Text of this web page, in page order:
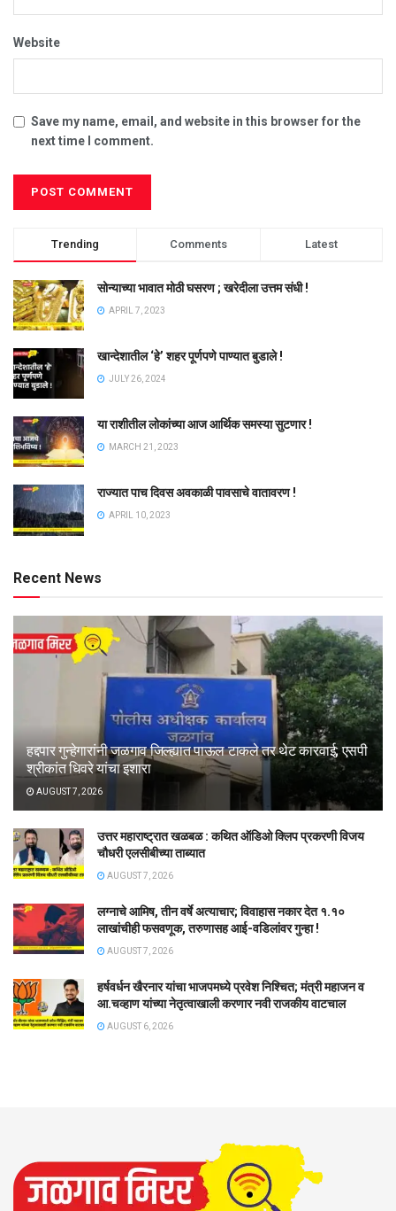
Website
Save my name, email, and website in this browser for the
next time I comment.
Trending Comments Latest
सोन्याच्या भावात मोठी घसरण ; खरेदीला उत्तम संधी !
APRIL 7, 2023
खान्देशातील ‘हे’ शहर पूर्णपणे पाण्यात बुडाले !
JULY 26, 2024
या राशीतील लोकांच्या आज आर्थिक समस्या सुटणार !
MARCH 21, 2023
राज्यात पाच दिवस अवकाळी पावसाचे वातावरण !
APRIL 10, 2023
Recent News
हद्दपार गुन्हेगारांनी जळगाव जिल्ह्यात पाऊल टाकले तर थेट कारवाई; एसपी
श्रीकांत धिवरे यांचा इशारा
AUGUST 7, 2026
उत्तर महाराष्ट्रात खळबळ : कथित ऑडिओ क्लिप प्रकरणी विजय
चौधरी एलसीबीच्या ताब्यात
AUGUST 7, 2026
लग्नाचे आमिष, तीन वर्षे अत्याचार; विवाहास नकार देत १.१०
लाखांचीही फसवणूक, तरुणासह आई-वडिलांवर गुन्हा !
AUGUST 7, 2026
हर्षवर्धन खैरनार यांचा भाजपमध्ये प्रवेश निश्चित; मंत्री महाजन व
आ.चव्हाण यांच्या नेतृत्वाखाली करणार नवी राजकीय वाटचाल
AUGUST 6, 2026